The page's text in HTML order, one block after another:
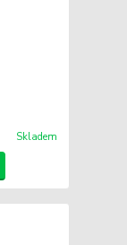
Skladem